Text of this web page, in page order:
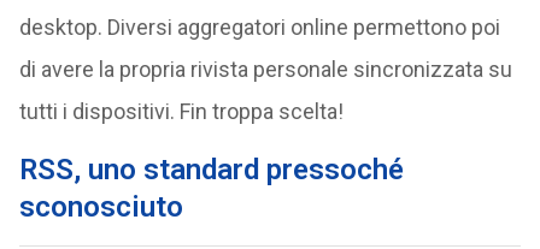
desktop. Diversi aggregatori online permettono poi
di avere la propria rivista personale sincronizzata su
tutti i dispositivi. Fin troppa scelta!
RSS, uno standard pressoché
sconosciuto